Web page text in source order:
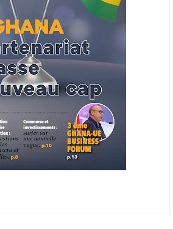
CORPORATION
Corporation (AFC) a annoncé avoir
2 milliards de dollars, la plus importante
calibrée à 1,6 milliard, l'opération a
face à l'afflux des souscriptions de
du tiers des fonds proviennent
à parts égales avec l'Europe.
pèsent chacune 35 % du tour de table,
%) et l'Afrique (5 %), selon le communiqué
qui compte 48 pays membres.
- UE